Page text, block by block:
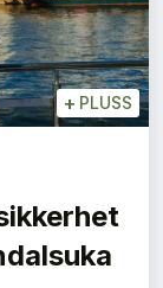
+ PLUSS